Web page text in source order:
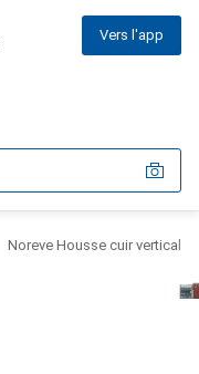
Vers l'app
Noreve Housse cuir vertical